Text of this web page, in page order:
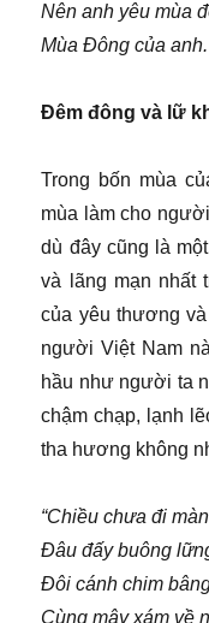
Nên anh yêu mùa
Mùa Đông của
Đêm đông và lữ
Trong bốn mùa
mùa làm cho
dù đây cũng là
và lãng mạn nhất
của yêu thương
người Việt Nam
hầu như người ta
chậm chạp, lạnh
tha hương không
“Chiều chưa đi
Đâu đấy buông
Đôi cánh chim
Cùng mây xám về